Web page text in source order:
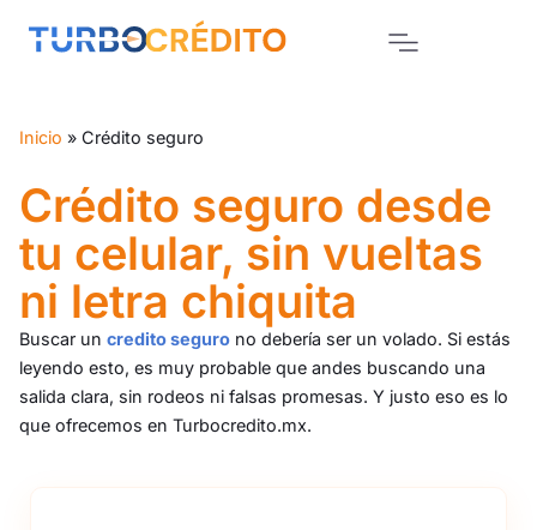
Inicio » Crédito seguro
Crédito seguro desde
tu celular, sin vueltas
ni letra chiquita
Buscar un credito seguro no debería ser un volado. Si estás
leyendo esto, es muy probable que andes buscando una
salida clara, sin rodeos ni falsas promesas. Y justo eso es lo
que ofrecemos en Turbocredito.mx.